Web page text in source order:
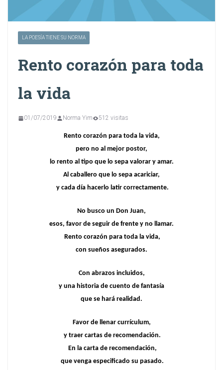
LA POESÍA TIENE SU NORMA
Rento corazón para toda
la vida
01/07/2019 Norma Yim 512 visitas
Rento corazón para toda la vida,
pero no al mejor postor,
lo rento al tipo que lo sepa valorar y amar.
Al caballero que lo sepa acariciar,
y cada día hacerlo latir correctamente.
No busco un Don Juan,
esos, favor de seguir de frente y no llamar.
Rento corazón para toda la vida,
con sueños asegurados.
Con abrazos incluidos,
y una historia de cuento de fantasía
que se hará realidad.
Favor de llenar currículum,
y traer cartas de recomendación.
En la carta de recomendación,
que venga especificado su pasado.